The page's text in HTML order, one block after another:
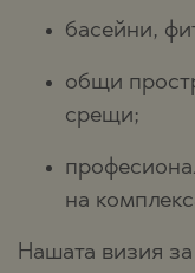
басейни,
общи
срещи;
на
Нашата визия